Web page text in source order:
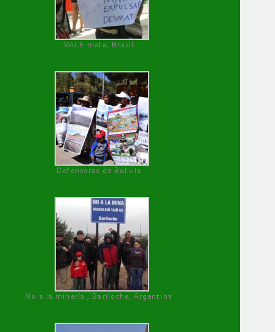
VALE mata, Brasil
Defensoras de Bolivia
No a la minería , Bariloche, Argentina